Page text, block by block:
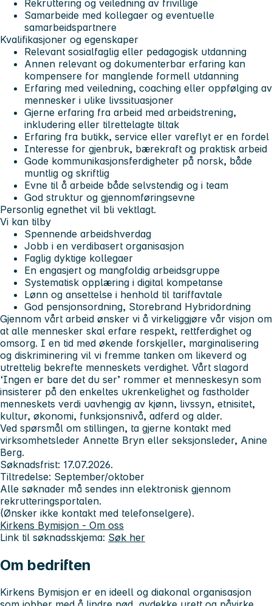
Rekruttering og veiledning av frivillige
Samarbeide med kollegaer og eventuelle
samarbeidspartnere
Kvalifikasjoner og egenskaper
Relevant sosialfaglig eller pedagogisk utdanning
Annen relevant og dokumenterbar erfaring kan
kompensere for manglende formell utdanning
Erfaring med veiledning, coaching eller oppfølging av
mennesker i ulike livssituasjoner
Gjerne erfaring fra arbeid med arbeidstrening,
inkludering eller tilrettelagte tiltak
Erfaring fra butikk, service eller vareflyt er en fordel
Interesse for gjenbruk, bærekraft og praktisk arbeid
Gode kommunikasjonsferdigheter på norsk, både
muntlig og skriftlig
Evne til å arbeide både selvstendig og i team
God struktur og gjennomføringsevne
Personlig egnethet vil bli vektlagt.
Vi kan tilby
Spennende arbeidshverdag
Jobb i en verdibasert organisasjon
Faglig dyktige kollegaer
En engasjert og mangfoldig arbeidsgruppe
Systematisk opplæring i digital kompetanse
Lønn og ansettelse i henhold til tariffavtale
God pensjonsordning, Storebrand Hybridordning
Gjennom vårt arbeid ønsker vi å virkeliggjøre vår visjon om
at alle mennesker skal erfare respekt, rettferdighet og
omsorg. I en tid med økende forskjeller, marginalisering
og diskriminering vil vi fremme tanken om likeverd og
utrettelig bekrefte menneskets verdighet. Vårt slagord
‘Ingen er bare det du ser’ rommer et menneskesyn som
insisterer på den enkeltes ukrenkelighet og fastholder
menneskets verdi uavhengig av kjønn, livssyn, etnisitet,
kultur, økonomi, funksjonsnivå, adferd og alder.
Ved spørsmål om stillingen, ta gjerne kontakt med
virksomhetsleder Annette Bryn eller seksjonsleder, Anine
Berg.
Søknadsfrist: 17.07.2026.
Tiltredelse: September/oktober
Alle søknader må sendes inn elektronisk gjennom
rekrutteringsportalen.
(Ønsker ikke kontakt med telefonselgere).
Kirkens Bymisjon - Om oss
Link til søknadsskjema: Søk her
Om bedriften
Kirkens Bymisjon er en ideell og diakonal organisasjon